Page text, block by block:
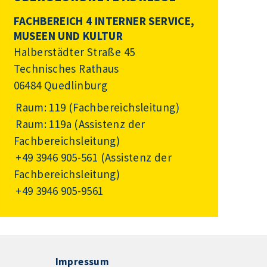
FACHBEREICH 4 INTERNER SERVICE,
MUSEEN UND KULTUR
Halberstädter Straße 45
Technisches Rathaus
06484 Quedlinburg
Raum: 119 (Fachbereichsleitung)
Raum: 119a (Assistenz der
Fachbereichsleitung)
+49 3946 905-561 (Assistenz der
Fachbereichsleitung)
+49 3946 905-9561
Impressum